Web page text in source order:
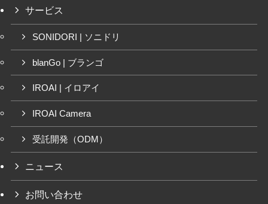
サービス
SONIDORI | ソニドリ
blanGo | ブランゴ
IROAI | イロアイ
IROAI Camera
受託開発（ODM）
ニュース
お問い合わせ